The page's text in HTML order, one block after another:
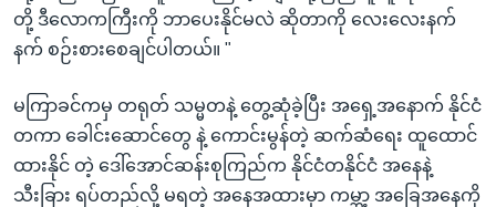
တို့ ဒီလောကကြီးကို ဘာပေးနိုင်မလဲ ဆိုတာကို လေးလေးနက်
နက် စဉ်းစားစေချင်ပါတယ်။ "
မကြာခင်ကမှ တရုတ် သမ္မတနဲ့ တွေ့ဆုံခဲ့ပြီး အရှေ့အနောက် နိုင်ငံ
တကာ ခေါင်းဆောင်တွေ နဲ့ ကောင်းမွန်တဲ့ ဆက်ဆံရေး ထူထောင်
ထားနိုင် တဲ့ ဒေါ်အောင်ဆန်းစုကြည်က နိုင်ငံတနိုင်ငံ အနေနဲ့
သီးခြား ရပ်တည်လို့ မရတဲ့ အနေအထားမှာ ကမ္ဘာ့ အခြေအနေကို